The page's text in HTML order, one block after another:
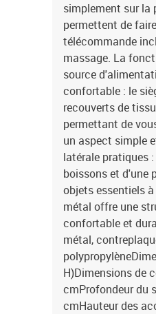
simplement sur la
permettent de
télécommande
massage. La
source
confortable : le
recouverts de
permettant de
un aspect simple
latérale pratiques
boissons et d'une
objets essentiels
métal offre une
confortable et
métal,
H)Dimensions de
cmProfondeur du
cmHauteur des